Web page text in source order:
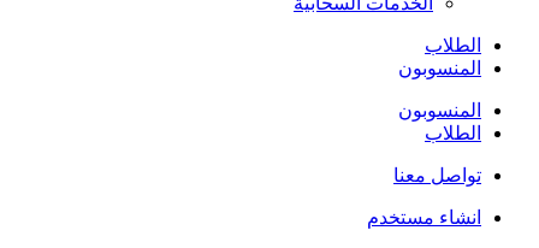
الطلاب
المنسوبون
المنسوبون
الطلاب
تواصل معنا
انشاء مستخدم